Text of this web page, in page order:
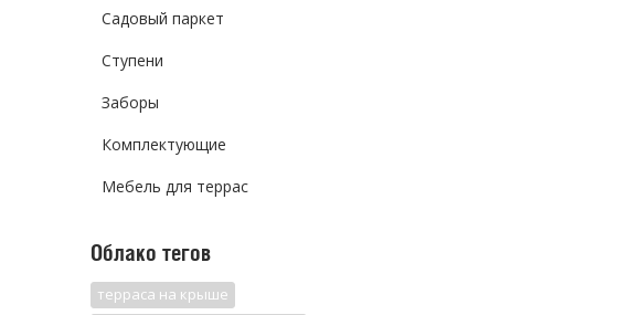
Садовый паркет
Ступени
Заборы
Комплектующие
Мебель для террас
Облако тегов
терраса на крыше